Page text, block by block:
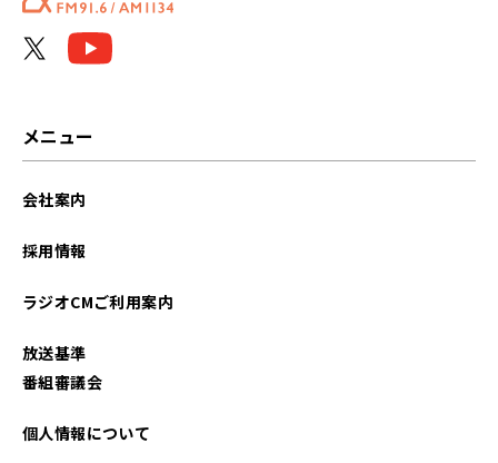
2025年07月
メニュー
会社案内
採用情報
ラジオCMご利用案内
放送基準
番組審議会
個人情報について